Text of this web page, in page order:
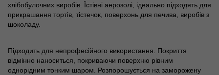
хлібобулочних виробів. Їстівні аерозолі, ідеально підходять для
прикрашання тортів, тістечок, поверхонь для печива, виробів з
шоколаду.
Підходить для непрофесійного використання. Покриття
відмінно наноситься, покриваючи поверхню рівним
однорідним тонким шаром. Розпорошується на заморожену